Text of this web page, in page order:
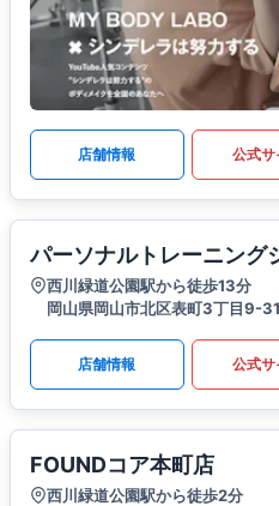
店舗情報 公式サ
パーソナルトレーニング
西川緑道公園駅から徒歩13分
岡山県岡山市北区表町3丁目9-
店舗情報 公式サ
FOUNDコア本町店
西川緑道公園駅から徒歩2分